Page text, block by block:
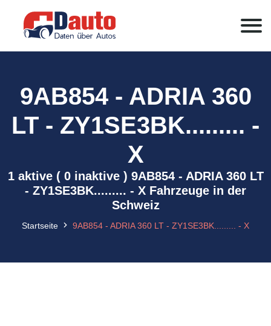
9AB854 - ADRIA 360
LT - ZY1SE3BK......... -
X
1 aktive ( 0 inaktive ) 9AB854 - ADRIA 360 LT
- ZY1SE3BK......... - X Fahrzeuge in der
Schweiz
Startseite 9AB854 - ADRIA 360 LT - ZY1SE3BK......... - X